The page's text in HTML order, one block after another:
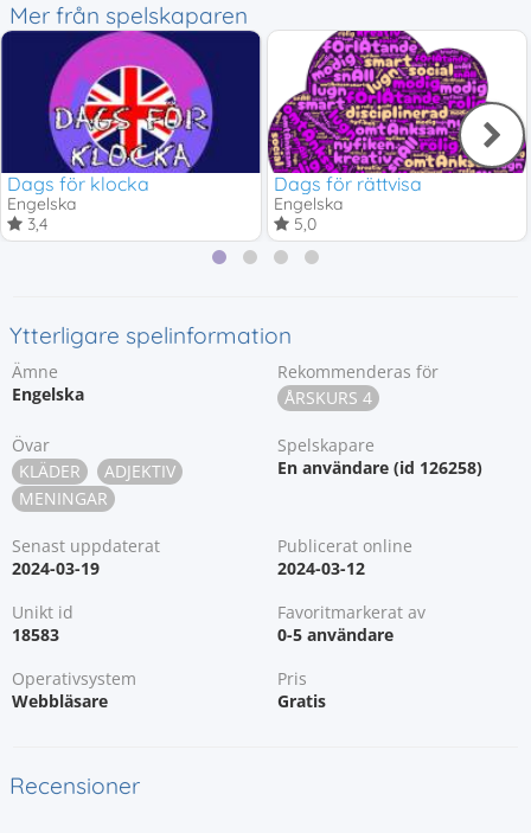
Mer från spelskaparen
Dags för klocka
Engelska
3,4
Dags för rättvisa
Engelska
5,0
Ytterligare spelinformation
Ämne
Engelska
Rekommenderas för
ÅRSKURS 4
Övar
KLÄDER
ADJEKTIV
MENINGAR
Spelskapare
En användare (id 126258)
Senast uppdaterat
2024-03-19
Publicerat online
2024-03-12
Unikt id
18583
Favoritmarkerat av
0-5 användare
Operativsystem
Webbläsare
Pris
Gratis
Recensioner